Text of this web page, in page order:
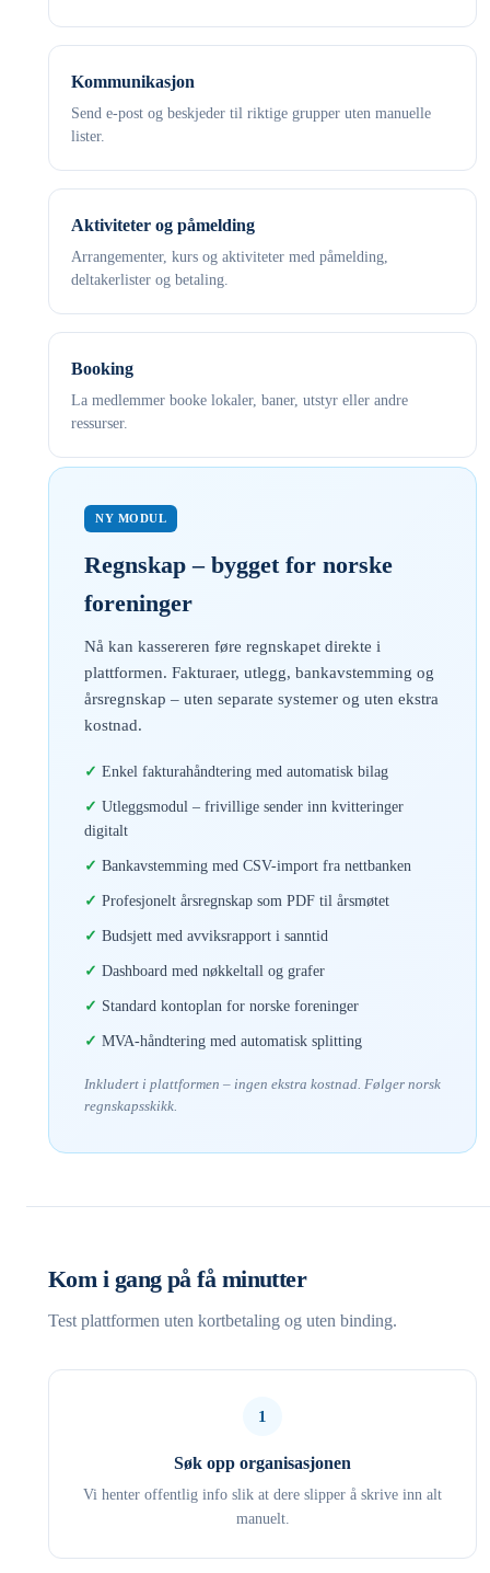
Kommunikasjon
Send e-post og beskjeder til riktige grupper uten manuelle
lister.
Aktiviteter og påmelding
Arrangementer, kurs og aktiviteter med påmelding,
deltakerlister og betaling.
Booking
La medlemmer booke lokaler, baner, utstyr eller andre
ressurser.
NY MODUL
Regnskap – bygget for norske
foreninger
Nå kan kassereren føre regnskapet direkte i
plattformen. Fakturaer, utlegg, bankavstemming og
årsregnskap – uten separate systemer og uten ekstra
kostnad.
Enkel fakturahåndtering med automatisk bilag
Utleggsmodul – frivillige sender inn kvitteringer
digitalt
Bankavstemming med CSV-import fra nettbanken
Profesjonelt årsregnskap som PDF til årsmøtet
Budsjett med avviksrapport i sanntid
Dashboard med nøkkeltall og grafer
Standard kontoplan for norske foreninger
MVA-håndtering med automatisk splitting
Inkludert i plattformen – ingen ekstra kostnad. Følger norsk
regnskapsskikk.
Kom i gang på få minutter
Test plattformen uten kortbetaling og uten binding.
1
Søk opp organisasjonen
Vi henter offentlig info slik at dere slipper å skrive inn alt
manuelt.